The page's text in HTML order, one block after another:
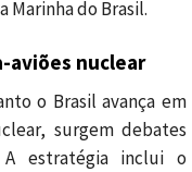
Marinha do Brasil.
aviões nuclear
o Brasil avança em
surgem debates
estratégia inclui o